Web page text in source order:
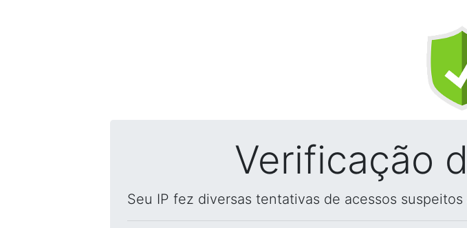
Verificação
Seu IP fez diversas tentativas de acessos